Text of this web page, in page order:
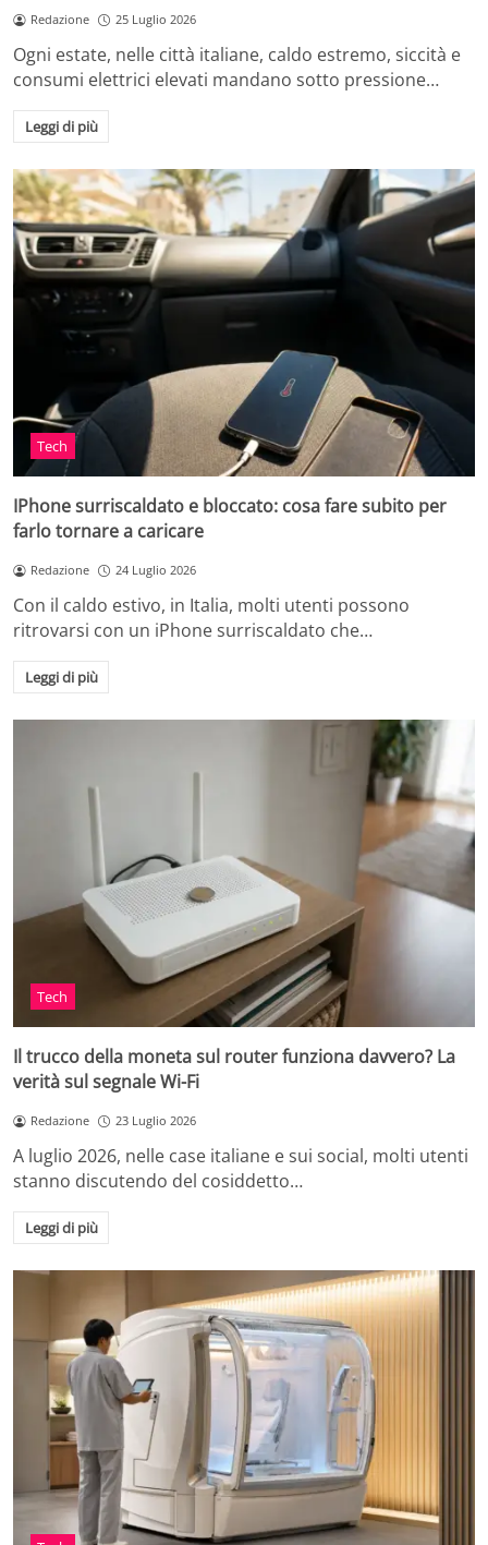
Redazione 25 Luglio 2026
Ogni estate, nelle città italiane, caldo estremo, siccità e
consumi elettrici elevati mandano sotto pressione…
Leggi di più
Tech
IPhone surriscaldato e bloccato: cosa fare subito per
farlo tornare a caricare
Redazione 24 Luglio 2026
Con il caldo estivo, in Italia, molti utenti possono
ritrovarsi con un iPhone surriscaldato che…
Leggi di più
Tech
Il trucco della moneta sul router funziona davvero? La
verità sul segnale Wi-Fi
Redazione 23 Luglio 2026
A luglio 2026, nelle case italiane e sui social, molti utenti
stanno discutendo del cosiddetto…
Leggi di più